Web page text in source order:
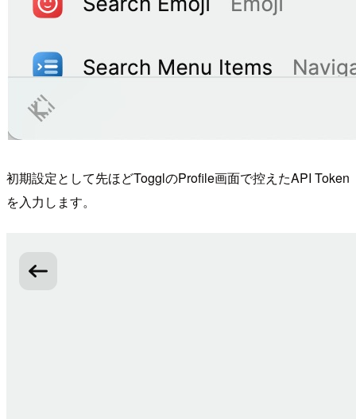
初期設定として先ほどTogglのProfile画面で控えたAPI Token
を入力します。